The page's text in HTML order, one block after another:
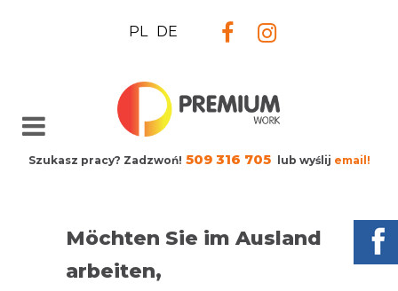
PL DE
Szukasz pracy? Zadzwoń! 509 316 705 lub wyślij email!
Möchten Sie im Ausland
arbeiten,